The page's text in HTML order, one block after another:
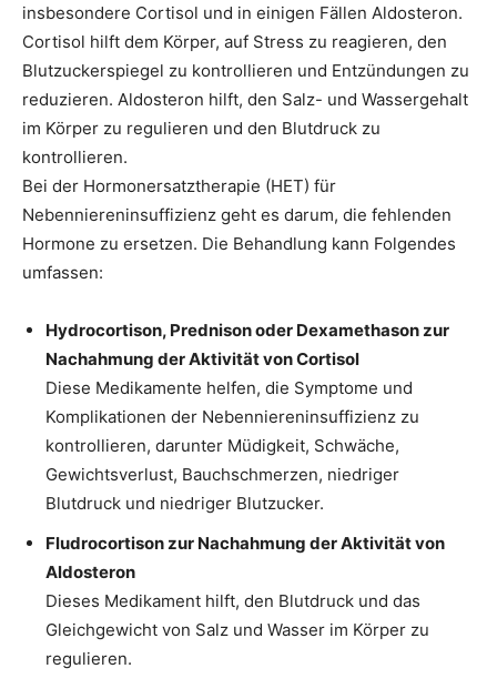
insbesondere Cortisol und in einigen Fällen Aldosteron.
Cortisol hilft dem Körper, auf Stress zu reagieren, den
Blutzuckerspiegel zu kontrollieren und Entzündungen zu
reduzieren. Aldosteron hilft, den Salz- und Wassergehalt
im Körper zu regulieren und den Blutdruck zu
kontrollieren.
Bei der Hormonersatztherapie (HET) für
Nebenniereninsuffizienz geht es darum, die fehlenden
Hormone zu ersetzen. Die Behandlung kann Folgendes
umfassen:
Hydrocortison, Prednison oder Dexamethason zur
Nachahmung der Aktivität von Cortisol
Diese Medikamente helfen, die Symptome und
Komplikationen der Nebenniereninsuffizienz zu
kontrollieren, darunter Müdigkeit, Schwäche,
Gewichtsverlust, Bauchschmerzen, niedriger
Blutdruck und niedriger Blutzucker.
Fludrocortison zur Nachahmung der Aktivität von
Aldosteron
Dieses Medikament hilft, den Blutdruck und das
Gleichgewicht von Salz und Wasser im Körper zu
regulieren.